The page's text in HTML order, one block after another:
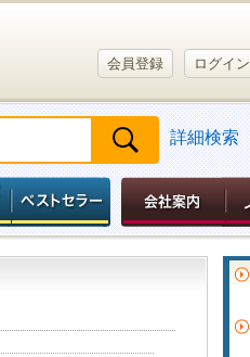
会員登録 ログイン
詳細検索